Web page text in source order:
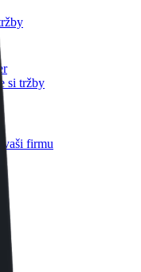
si tržby
vaši firmu